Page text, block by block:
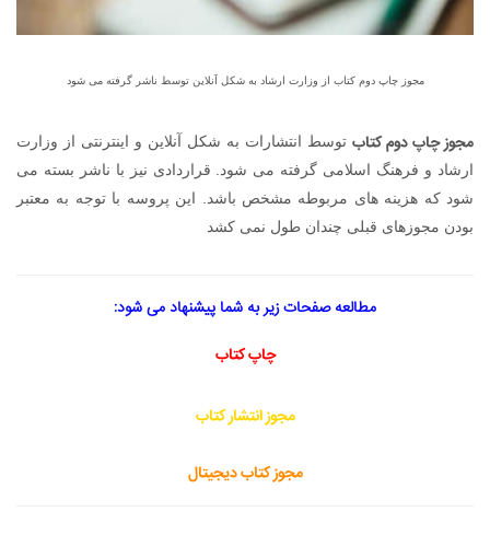
مجوز چاپ دوم کتاب از وزارت ارشاد به شکل آنلاین توسط ناشر گرفته می شود
مجوز چاپ دوم کتاب توسط انتشارات به شکل آنلاین و اینترنتی از وزارت
ارشاد و فرهنگ اسلامی گرفته می شود. قراردادی نیز با ناشر بسته می
شود که هزینه های مربوطه مشخص باشد. این پروسه با توجه به معتبر
بودن مجوزهای قبلی چندان طول نمی کشد
مطالعه صفحات زیر به شما پیشنهاد می شود:
چاپ کتاب
مجوز انتشار کتاب
مجوز کتاب دیجیتال